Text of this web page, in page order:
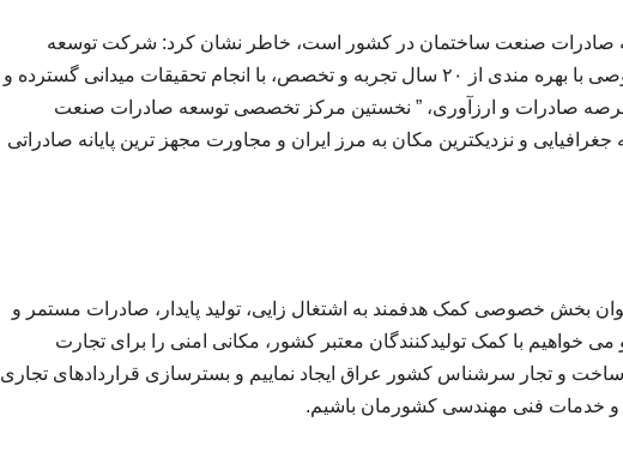
صادرات صنعت ساختمان در کشور است، خاطر نشان کرد: شرکت توسعه
ارتباطات بین المللی تجاری ارگ بعنوان بخش خصوصی با بهره مندی از ۲۰ سال تجربه و تخصص، با انجام تحقیقات میدانی گسترده و
عرصه صادرات و ارزآوری، ” نخستین مرکز تخصصی توسعه صادرات صنعت
و نزدیکترین مکان به مرز ایران و مجاورت مجهز ترین پایانه صادراتی
بخش خصوصی کمک هدفمند به اشتغال زایی، تولید پایدار، صادرات مستمر و
خواهیم با کمک تولیدکنندگان معتبر کشور، مکانی امنی را برای تجارت
و تجار سرشناس کشور عراق ایجاد نماییم و بسترسازی قراردادهای تجاری
و خدمات فنی مهندسی کشورمان باشیم.